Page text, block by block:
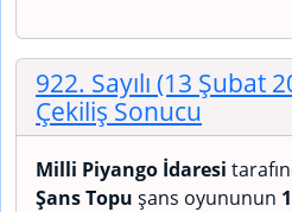
922. Sayılı (13 Şubat
Çekiliş Sonucu
Milli Piyango İdaresi
Şans Topu şans oyununun